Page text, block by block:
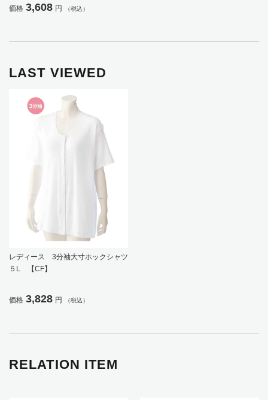
ン袖／脱ぎやすい／着やすい／肌着
価格 3,608 円 （税込）
LAST VIEWED
レディース 3分袖大寸ホックシャツ
５L 【CF】
価格 3,828 円 （税込）
RELATION ITEM